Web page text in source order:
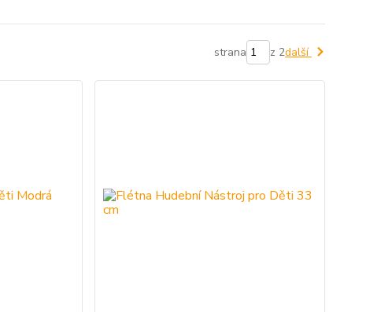
strana z 2další